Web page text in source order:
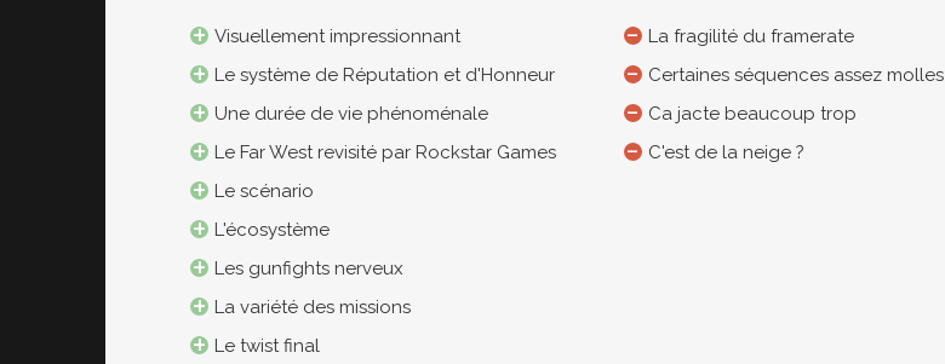
Visuellement impressionnant
Le système de Réputation et d'Honneur
Une durée de vie phénoménale
Le Far West revisité par Rockstar Games
Le scénario
L'écosystème
Les gunfights nerveux
La variété des missions
Le twist final
La fragilité du framerate
Certaines séquences assez molles
Ca jacte beaucoup trop
C'est de la neige ?